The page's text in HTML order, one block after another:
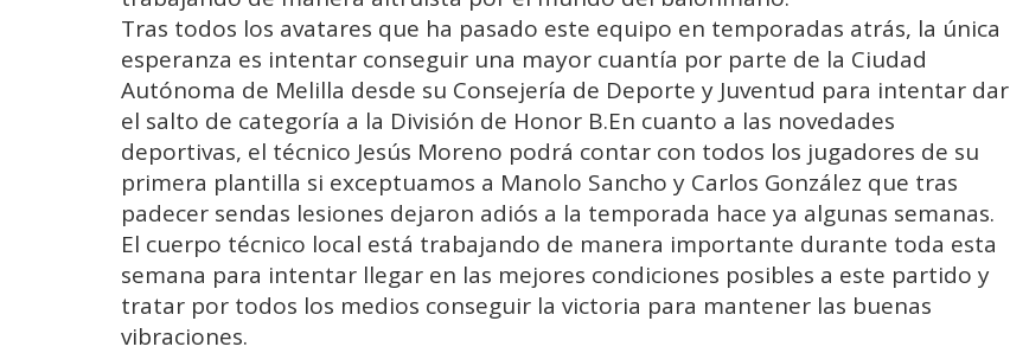
Tras todos los avatares que ha pasado este equipo en temporadas atrás, la única
esperanza es intentar conseguir una mayor cuantía por parte de la Ciudad
Autónoma de Melilla desde su Consejería de Deporte y Juventud para intentar dar
el salto de categoría a la División de Honor B.En cuanto a las novedades
deportivas, el técnico Jesús Moreno podrá contar con todos los jugadores de su
primera plantilla si exceptuamos a Manolo Sancho y Carlos González que tras
padecer sendas lesiones dejaron adiós a la temporada hace ya algunas semanas.
El cuerpo técnico local está trabajando de manera importante durante toda esta
semana para intentar llegar en las mejores condiciones posibles a este partido y
tratar por todos los medios conseguir la victoria para mantener las buenas
vibraciones.